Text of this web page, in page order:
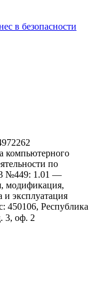
в безопасности
компьютерного
по
№449: 1.01 —
модификация,
и эксплуатация
450106, Республика
3, oф. 2